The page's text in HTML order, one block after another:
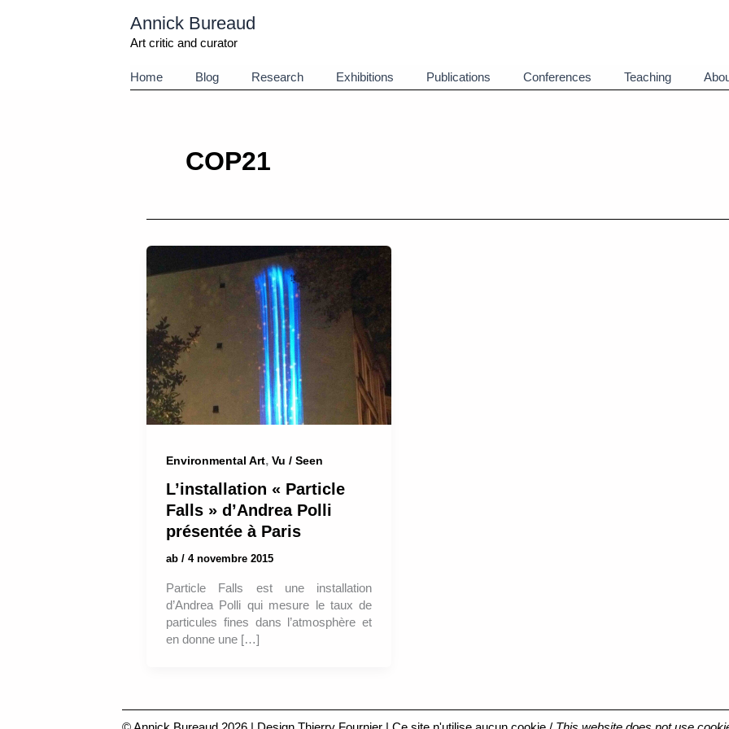
Annick Bureaud
Art critic and curator
Home Blog Research Exhibitions Publications Conferences Teaching
COP21
Environmental Art, Vu / Seen
L’installation « Particle
Falls » d’Andrea Polli
présentée à Paris
ab / 4 novembre 2015
Particle Falls est une installation
d’Andrea Polli qui mesure le taux de
particules fines dans l’atmosphère et
en donne une […]